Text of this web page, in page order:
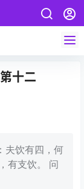
十二
夫饮有四，何
有支饮。 问